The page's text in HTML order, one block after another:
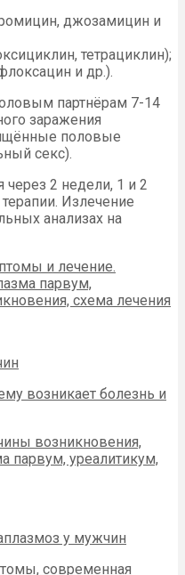
джозамицин и
тетрациклин);
и др.).
партнёрам 7-14
заражения
половые
секс).
через 2 недели, 1 и 2
Излечение
анализах на